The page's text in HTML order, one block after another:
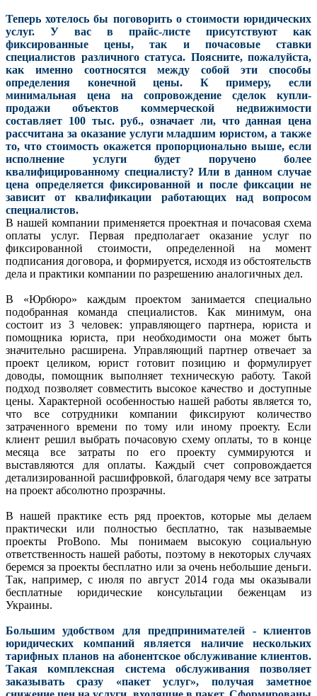
Теперь хотелось бы поговорить о стоимости юридических
услуг. У вас в прайс-листе присутствуют как
фиксированные цены, так и почасовые ставки
специалистов различного статуса. Поясните, пожалуйста,
как именно соотносятся между собой эти способы
определения конечной цены. К примеру, если
минимальная цена на сопровождение сделок купли-
продажи объектов коммерческой недвижимости
составляет 100 тыс. руб., означает ли, что данная цена
рассчитана за оказание услуги младшим юристом, а также
то, что стоимость окажется пропорционально выше, если
исполнение услуги будет поручено более
квалифицированному специалисту? Или в данном случае
цена определяется фиксированной и после фиксации не
зависит от квалификации работающих над вопросом
специалистов.
В нашей компании применяется проектная и почасовая схема
оплаты услуг. Первая предполагает оказание услуг по
фиксированной стоимости, определенной на момент
подписания договора, и формируется, исходя из обстоятельств
дела и практики компании по разрешению аналогичных дел.
В «Юрбюро» каждым проектом занимается специально
подобранная команда специалистов. Как минимум, она
состоит из 3 человек: управляющего партнера, юриста и
помощника юриста, при необходимости она может быть
значительно расширена. Управляющий партнер отвечает за
проект целиком, юрист готовит позицию и формулирует
доводы, помощник выполняет техническую работу. Такой
подход позволяет совместить высокое качество и доступные
цены. Характерной особенностью нашей работы является то,
что все сотрудники компании фиксируют количество
затраченного времени по тому или иному проекту. Если
клиент решил выбрать почасовую схему оплаты, то в конце
месяца все затраты по его проекту суммируются и
выставляются для оплаты. Каждый счет сопровождается
детализированной расшифровкой, благодаря чему все затраты
на проект абсолютно прозрачны.
В нашей практике есть ряд проектов, которые мы делаем
практически или полностью бесплатно, так называемые
проекты ProBono. Мы понимаем высокую социальную
ответственность нашей работы, поэтому в некоторых случаях
беремся за проекты бесплатно или за очень небольшие деньги.
Так, например, с июля по август 2014 года мы оказывали
бесплатные юридические консультации беженцам из
Украины.
Большим удобством для предпринимателей - клиентов
юридических компаний является наличие нескольких
тарифных планов на абонентское обслуживание клиентов.
Такая комплексная система обслуживания позволяет
заказывать сразу «пакет услуг», получая заметное